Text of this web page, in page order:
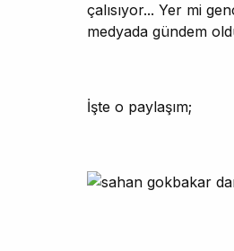
çalısıyor... Yer mi
medyada gündem
İşte o paylaşım;